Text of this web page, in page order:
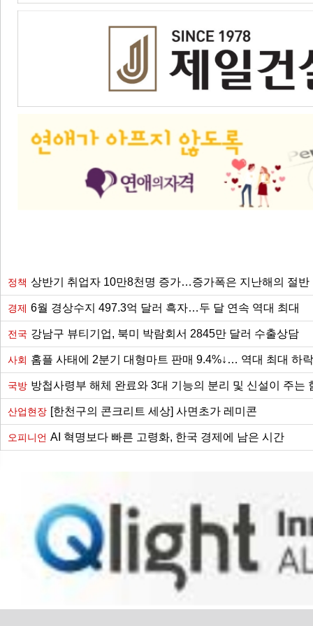
정책 상반기 취업자 10만8천명 증가…증가폭은 지난해의 절반
경제 6월 경상수지 497.3억 달러 흑자…두 달 연속 역대 최대
전국 강남구 뷰티기업, 북미 박람회서 2845만 달러 수출상담
사회 홈플 사태에 2분기 대형마트 판매 9.4%↓… 역대 최대 하락
국방 방첩사령부 해체 완료와 3대 기능의 분리 및 신설이 주는
산업현장 [한천구의 콘크리트 세상] 사면초가 레미콘
오피니언 AI 혁명보다 빠른 고령화, 한국 경제에 남은 시간